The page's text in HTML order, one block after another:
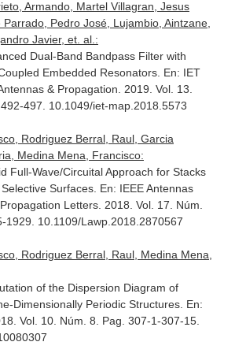
Armando, Martel Villagran, Jesus
Pedro José, Lujambio, Aintzane,
Javier, et. al.:
Dual-Band Bandpass Filter with
Embedded Resonators. En: IET
& Propagation . 2019. Vol. 13.
497. 10.1049/iet-map.2018.5573
Rodriguez Berral, Raul, Garcia
Medina Mena, Francisco:
Full-Wave/Circuital Approach for Stacks
Surfaces. En: IEEE Antennas
Letters. 2018. Vol. 17. Núm.
1929. 10.1109/Lawp.2018.2870567
Rodriguez Berral, Raul, Medina Mena,
of the Dispersion Diagram of
Dimensionally Periodic Structures. En:
Vol. 10. Núm. 8. Pag. 307-1-307-15.